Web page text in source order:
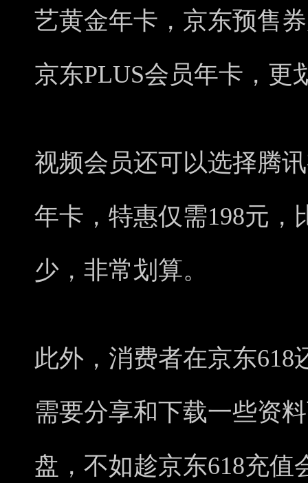
艺黄金年卡，京东预售
京东PLUS会员年卡，更
视频会员还可以选择腾
年卡，特惠仅需198元，
少，非常划算。
此外，消费者在京东
需要分享和下载一些资
盘，不如趁京东618充值